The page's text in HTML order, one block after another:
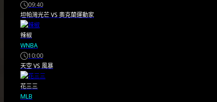
09:40
坦帕灣光芒VS 奧克蘭運動家
辣椒
WNBA
10:00
天空VS 風暴
花三三
MLB